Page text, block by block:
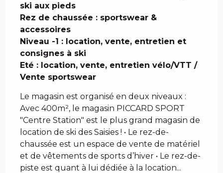
ski aux pieds
Rez de chaussée : sportswear &
accessoires
Niveau -1 : location, vente, entretien et
consignes à ski
Eté : location, vente, entretien vélo/VTT /
Vente sportswear
Le magasin est organisé en deux niveaux :
Avec 400m², le magasin PICCARD SPORT
"Centre Station" est le plus grand magasin de
location de ski des Saisies ! • Le rez-de-
chaussée est un espace de vente de matériel
et de vêtements de sports d’hiver • Le rez-de-
piste est quant à lui dédiée à la location...